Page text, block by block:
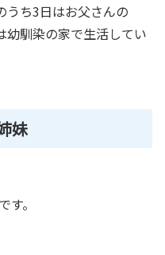
うち3日はお父さんの
幼馴染の家で生活してい
妹
す。